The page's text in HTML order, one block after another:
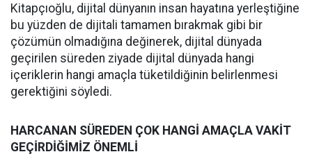
Kitapçıoğlu, dijital dünyanın insan hayatına yerleştiğine
bu yüzden de dijitali tamamen bırakmak gibi bir
çözümün olmadığına değinerek, dijital dünyada
geçirilen süreden ziyade dijital dünyada hangi
içeriklerin hangi amaçla tüketildiğinin belirlenmesi
gerektiğini söyledi.
HARCANAN SÜREDEN ÇOK HANGİ AMAÇLA VAKİT
GEÇİRDİĞİMİZ ÖNEMLİ